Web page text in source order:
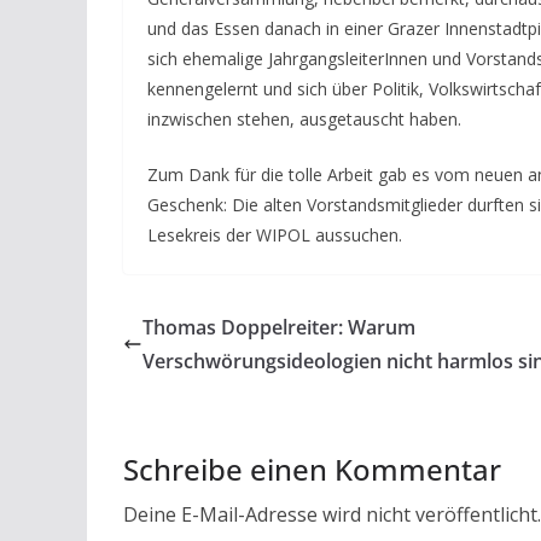
und das Essen danach in einer Grazer
sich ehemalige JahrgangsleiterInnen und
kennengelernt und sich über Politik,
inzwischen stehen, ausgetauscht haben.
Zum Dank für die tolle Arbeit gab es vom neuen
Geschenk: Die alten Vorstandsmitglieder durften
Lesekreis der WIPOL aussuchen.
Thomas Doppelreiter: Warum
Verschwörungsideologien nicht harmlos
Schreibe einen Kommentar
Deine E-Mail-Adresse wird nicht veröffentlicht.